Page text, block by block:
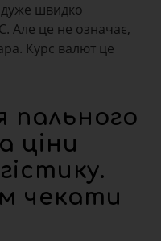
дуже швидко
Але це не означає,
Курс валют це
пального
ціни
чекати